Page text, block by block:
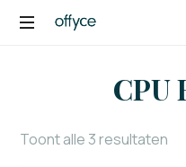
OFFYCE.NL
uw
CPU
Toont alle 3 resultaten